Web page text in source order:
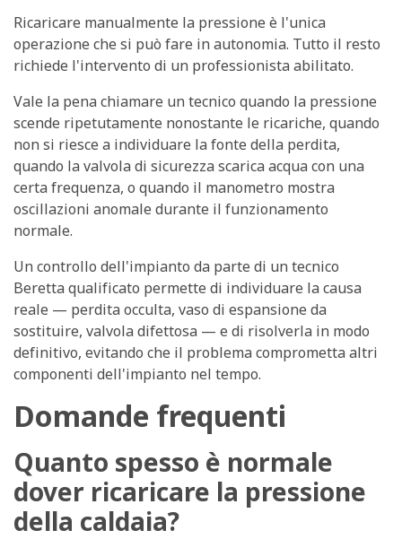
Ricaricare manualmente la pressione è l'unica
operazione che si può fare in autonomia. Tutto il resto
richiede l'intervento di un professionista abilitato.
Vale la pena chiamare un tecnico quando la pressione
scende ripetutamente nonostante le ricariche, quando
non si riesce a individuare la fonte della perdita,
quando la valvola di sicurezza scarica acqua con una
certa frequenza, o quando il manometro mostra
oscillazioni anomale durante il funzionamento
normale.
Un controllo dell'impianto da parte di un tecnico
Beretta qualificato permette di individuare la causa
reale — perdita occulta, vaso di espansione da
sostituire, valvola difettosa — e di risolverla in modo
definitivo, evitando che il problema comprometta altri
componenti dell'impianto nel tempo.
Domande frequenti
Quanto spesso è normale
dover ricaricare la pressione
della caldaia?